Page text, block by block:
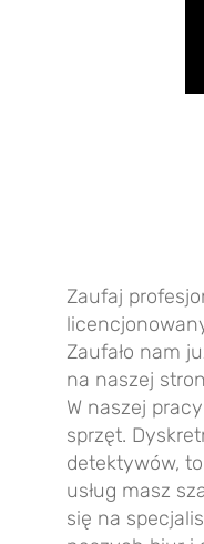
Zaufaj
Zaufało nam
na naszej
W naszej
sprzęt.
detektywów,
usług masz
się na